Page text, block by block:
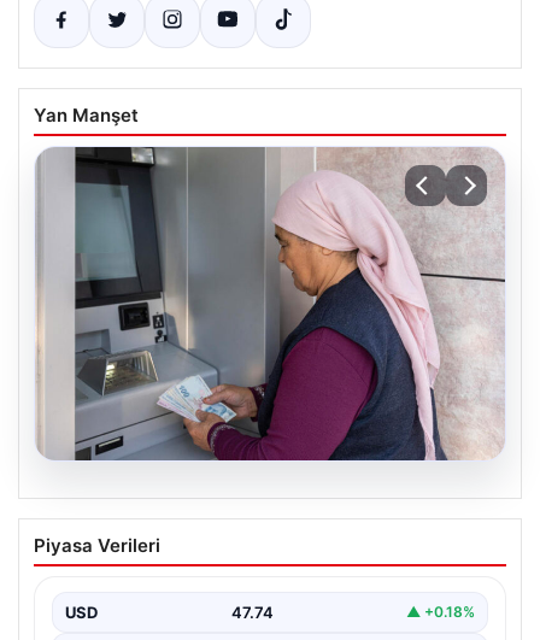
Yan Manşet
Emekli maaşı ödemeleri ne zaman
yatacak? SGK, Bağ-Kur, Emekli Sandığı
Piyasa Verileri
USD 47.74 ▲ +0.18%